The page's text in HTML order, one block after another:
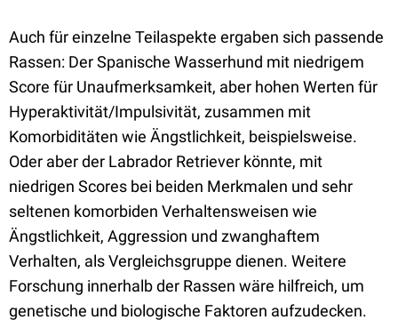
Auch für einzelne Teilaspekte ergaben sich passende
Rassen: Der Spanische Wasserhund mit niedrigem
Score für Unaufmerksamkeit, aber hohen Werten für
Hyperaktivität/Impulsivität, zusammen mit
Komorbiditäten wie Ängstlichkeit, beispielsweise.
Oder aber der Labrador Retriever könnte, mit
niedrigen Scores bei beiden Merkmalen und sehr
seltenen komorbiden Verhaltensweisen wie
Ängstlichkeit, Aggression und zwanghaftem
Verhalten, als Vergleichsgruppe dienen. Weitere
Forschung innerhalb der Rassen wäre hilfreich, um
genetische und biologische Faktoren aufzudecken.